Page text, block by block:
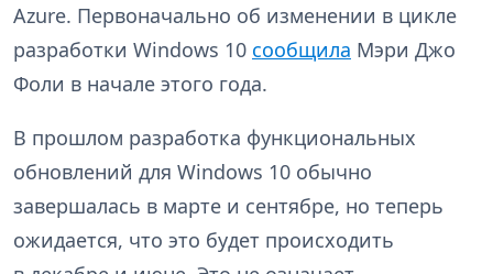
Azure. Первоначально об изменении в цикле
разработки Windows 10 сообщила Мэри Джо
Фоли в начале этого года.
В прошлом разработка функциональных
обновлений для Windows 10 обычно
завершалась в марте и сентябре, но теперь
ожидается, что это будет происходить